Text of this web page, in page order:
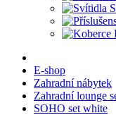
E-shop
Zahradní nábytek
Zahradní lounge
SOHO set white